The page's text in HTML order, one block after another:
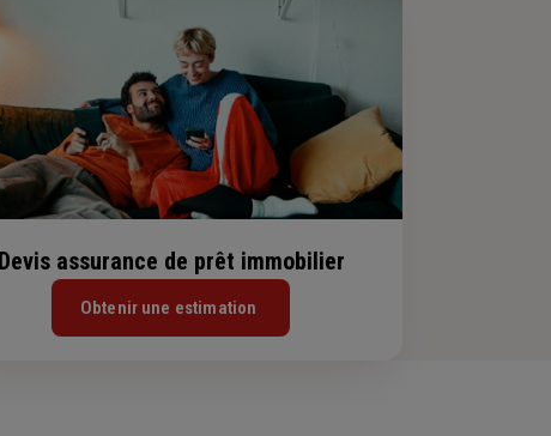
Devis assurance de prêt immobilier
Obtenir une estimation